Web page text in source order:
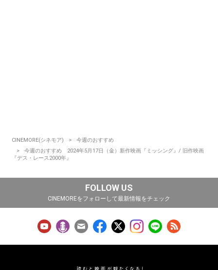
CINEMORE(シネモア)
今週のおすすめ
今週のおすすめ 2024年5月17日（金）新作映画『ミッシング』/ 旧作映画
『デス・レース2000年』
FOLLOW US
CINEMOREをフォローして最新情報をチェック